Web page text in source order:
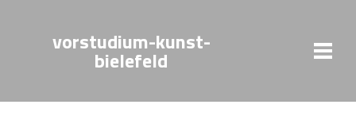
vorstudium-kunst-
bielefeld